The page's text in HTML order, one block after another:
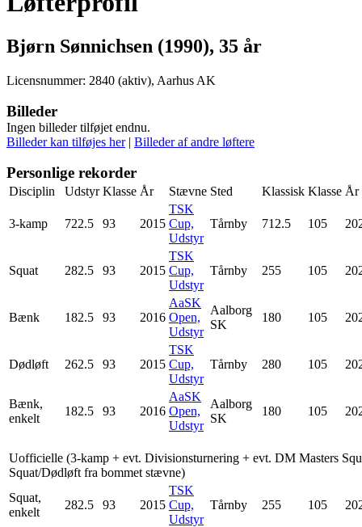
Bjørn Sønnichsen (1990), 35 år
Licensnummer: 2840 (aktiv), Aarhus AK
Billeder
Ingen billeder tilføjet endnu.
Billeder kan tilføjes her| Billeder af andre løftere
Personlige rekorder
Disciplin Udstyr Klasse År Stævne Sted Klassisk Klasse År
3-kamp 722.5 93 2015
TSK
Cup,
Udstyr
Tårnby 712.5 105
Squat 282.5 93 2015
TSK
Cup,
Udstyr
Tårnby 255 105
Bænk 182.5 93 2016
AaSK
Open,
Udstyr
Aalborg
SK
180 105
Dødløft 262.5 93 2015
TSK
Cup,
Udstyr
Tårnby 280 105
Bænk,
enkelt
182.5 93 2016
AaSK
Open,
Udstyr
Aalborg
SK
180 105
Uofficielle (3-kamp + evt. Divisionsturnering + evt. DM Masters
Squat/Dødløft fra bommet stævne)
Squat,
enkelt
282.5 93 2015
TSK
Cup,
Udstyr
Tårnby 255 105